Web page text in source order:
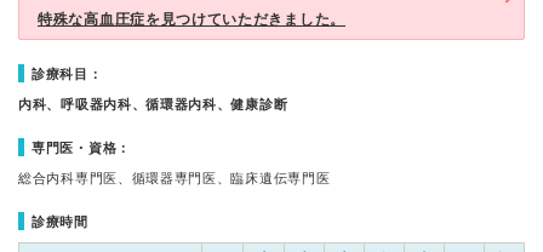
特殊な高血圧症を見つけていただきました。
診療科目：
内科、呼吸器内科、循環器内科、健康診断
専門医・資格：
総合内科専門医、循環器専門医、臨床遺伝専門医
診療時間